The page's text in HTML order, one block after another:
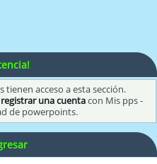
acceso a esta sección.
registrar una cuentacon Mis pps -
de powerpoints.